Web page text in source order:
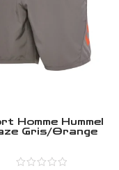
Homme Hummel
Gris/Orange